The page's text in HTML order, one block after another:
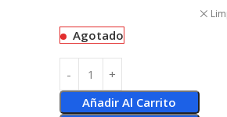
Agotado
Añadir Al Carrito